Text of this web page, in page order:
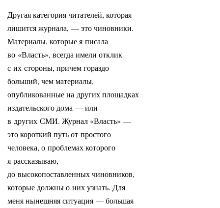
Другая категория читателей, которая
лишится журнала, — это чиновники.
Материалы, которые я писала
во «Власть», всегда имели отклик
с их стороны, причем гораздо
больший, чем материалы,
опубликованные на других площадках
издательского дома — или
в других СМИ. Журнал «Власть» —
это короткий путь от простого
человека, о проблемах которого
я рассказываю,
до высокопоставленных чиновников,
которые должны о них узнать. Для
меня нынешняя ситуация — большая